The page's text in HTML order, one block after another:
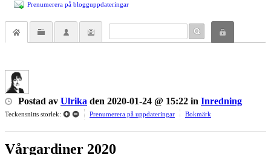
Prenumerera på blogguppdateringar
Postad av Ulrika den 2020-01-24 @ 15:22 in Inredning
Teckensnitts storlek: Prenumerera på uppdateringar Bokmärk
Vårgardiner 2020